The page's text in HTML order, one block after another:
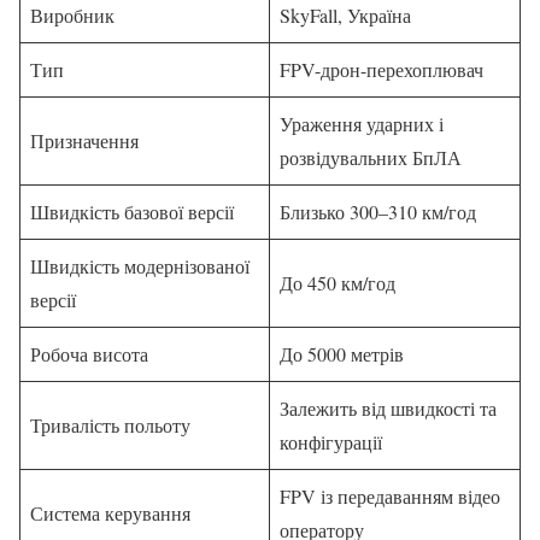
Виробник SkyFall, Україна
Тип FPV-дрон-перехоплювач
Призначення
Ураження ударних і
розвідувальних БпЛА
Швидкість базової версії Близько 300–310 км/год
Швидкість модернізованої
версії
До 450 км/год
Робоча висота До 5000 метрів
Тривалість польоту
Залежить від швидкості та
конфігурації
Система керування
FPV із передаванням відео
оператору